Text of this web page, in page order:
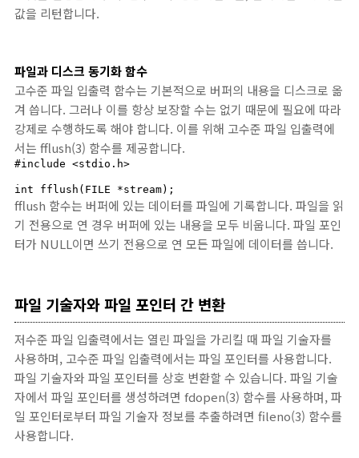
값을 리턴합니다.
파일과 디스크 동기화 함수
고수준 파일 입출력 함수는 기본적으로 버퍼의 내용을 디스크로 옮
겨 씁니다. 그러나 이를 항상 보장할 수는 없기 때문에 필요에 따라
강제로 수행하도록 해야 합니다. 이를 위해 고수준 파일 입출력에
서는 fflush(3) 함수를 제공합니다.
#include <stdio.h>
int fflush(FILE *stream);
fflush 함수는 버퍼에 있는 데이터를 파일에 기록합니다. 파일을 읽
기 전용으로 연 경우 버퍼에 있는 내용을 모두 비웁니다. 파일 포인
터가 NULL이면 쓰기 전용으로 연 모든 파일에 데이터를 씁니다.
파일 기술자와 파일 포인터 간 변환
저수준 파일 입출력에서는 열린 파일을 가리킬 때 파일 기술자를
사용하며, 고수준 파일 입출력에서는 파일 포인터를 사용합니다.
파일 기술자와 파일 포인터를 상호 변환할 수 있습니다. 파일 기술
자에서 파일 포인터를 생성하려면 fdopen(3) 함수를 사용하며, 파
일 포인터로부터 파일 기술자 정보를 추출하려면 fileno(3) 함수를
사용합니다.